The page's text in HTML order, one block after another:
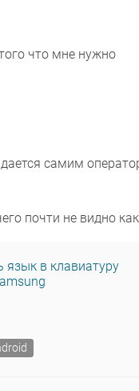
что мне нужно
самим
почти не видно
язык в клавиатуру